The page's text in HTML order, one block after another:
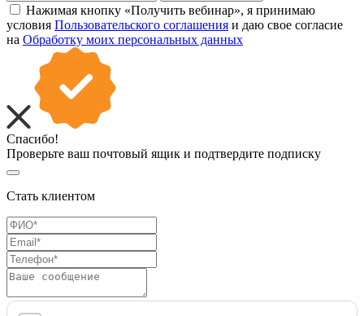
Нажимая кнопку «Получить вебинар», я принимаю
условия Пользовательского соглашения и даю свое согласие
на Обработку моих персональных данных
Спасибо!
Проверьте ваш почтовый ящик и подтвердите подписку
Стать клиентом